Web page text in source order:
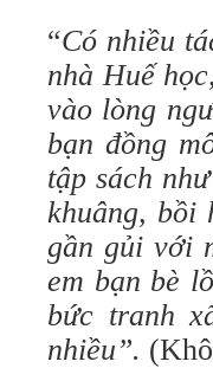
“Có nhiều
nhà Huế
vào lòng
bạn đồng
tập sách
khuâng, bồi
gần gủi với
em bạn bè
bức tranh
nhiều”.